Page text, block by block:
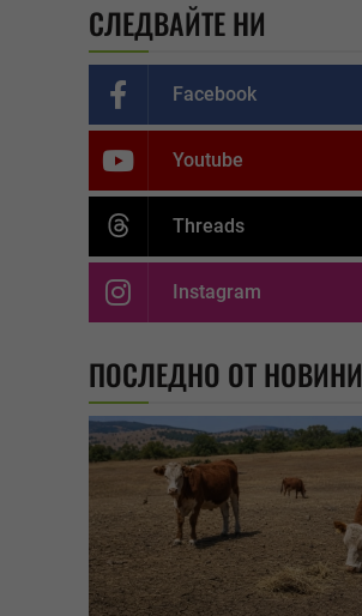
СЛЕДВАЙТЕ НИ
Facebook
Youtube
Threads
Instagram
ПОСЛЕДНО ОТ НОВИНИ